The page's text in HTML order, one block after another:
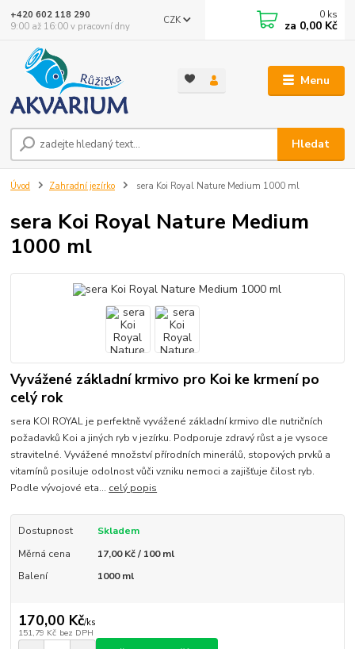
Menu
CZK
Hledat
+420 602 118 290
9:00 až 16:00 v pracovní dny
0 ks
za 0,00 Kč
Úvod Zahradní jezírko sera Koi Royal Nature Medium 1000 ml
sera Koi Royal Nature Medium
1000 ml
Vyvážené základní krmivo pro Koi ke krmení po
celý rok
sera KOI ROYAL je perfektně vyvážené základní krmivo dle nutričních
požadavků Koi a jiných ryb v jezírku. Podporuje zdravý růst a je vysoce
stravitelné. Vyvážené množství přírodních minerálů, stopových prvků a
vitamínů posiluje odolnost vůči vzniku nemoci a zajišťuje čilost ryb.
Podle vývojové eta... celý popis
Dostupnost
Skladem
Měrná cena
17,00 Kč / 100 ml
Balení
1000 ml
170,00 Kč/ks
151,79 Kč bez DPH